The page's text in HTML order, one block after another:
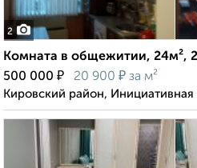
2
Комната в общежитии, 24м²,
500 000 ₽ 20 900 ₽ за м²
Кировский район, Инициативная